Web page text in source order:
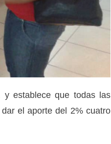
y establece que todas las
el aporte del 2% cuatro